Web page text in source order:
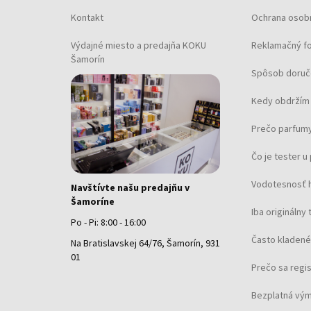
Kontakt
Výdajné miesto a predajňa KOKU
Šamorín
Navštívte našu predajňu v
Šamoríne
Po - Pi: 8:00 - 16:00
Na Bratislavskej 64/76, Šamorín, 931
01
Ochrana
Reklamačný
Spôsob
Kedy
Prečo
Čo je tester u
Vodotesnosť
Iba originálny
Často
Prečo sa
Bezplatná